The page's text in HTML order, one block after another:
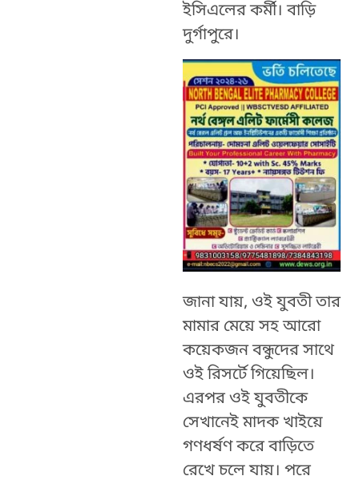
ইসিএলের কর্মী। বাড়ি
দুর্গাপুরে।
জানা যায়, ওই যুবতী তার
মামার মেয়ে সহ আরো
কয়েকজন বন্ধুদের সাথে
ওই রিসর্টে গিয়েছিল।
এরপর ওই যুবতীকে
সেখানেই মাদক খাইয়ে
গণধর্ষণ করে বাড়িতে
রেখে চলে যায়। পরে